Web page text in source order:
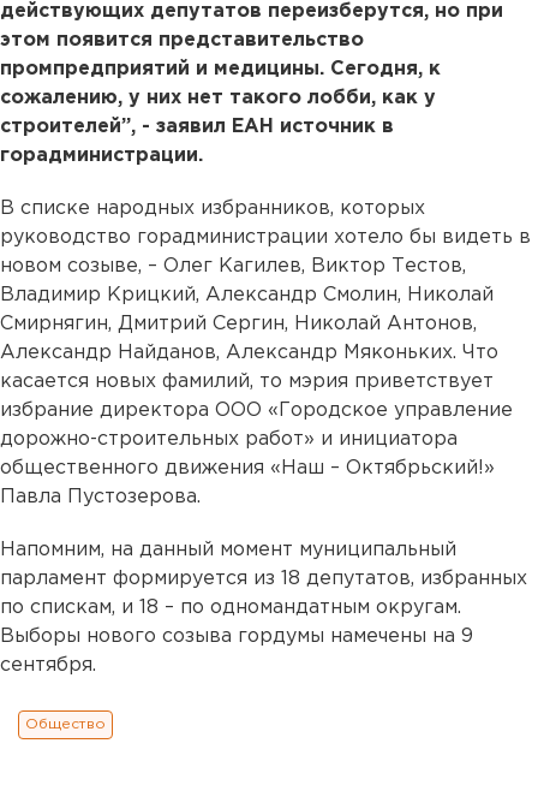
действующих депутатов переизберутся, но при
этом появится представительство
промпредприятий и медицины. Сегодня, к
сожалению, у них нет такого лобби, как у
строителей”, - заявил ЕАН источник в
горадминистрации.
В списке народных избранников, которых
руководство горадминистрации хотело бы видеть в
новом созыве, – Олег Кагилев, Виктор Тестов,
Владимир Крицкий, Александр Смолин, Николай
Смирнягин, Дмитрий Сергин, Николай Антонов,
Александр Найданов, Александр Мяконьких. Что
касается новых фамилий, то мэрия приветствует
избрание директора ООО «Городское управление
дорожно-строительных работ» и инициатора
общественного движения «Наш – Октябрьский!»
Павла Пустозерова.
Напомним, на данный момент муниципальный
парламент формируется из 18 депутатов, избранных
по спискам, и 18 – по одномандатным округам.
Выборы нового созыва гордумы намечены на 9
сентября.
Общество